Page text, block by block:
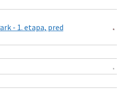
- 1. etapa, pred